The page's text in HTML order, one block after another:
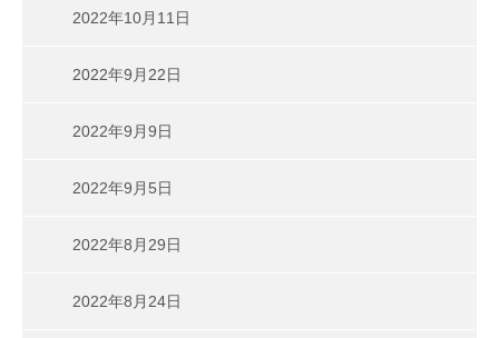
2022年10月11日
2022年9月22日
2022年9月9日
2022年9月5日
2022年8月29日
2022年8月24日